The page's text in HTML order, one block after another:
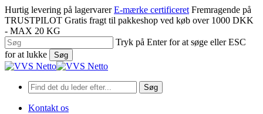
Spring
til
hovedindhold
Hurtig levering på lagervarer E-mærke certificeret Fremragende på
TRUSTPILOT Gratis fragt til pakkeshop ved køb over 1000 DKK
- MAX 20 KG
Tryk på Enter for at søge eller ESC
for at lukke
Søg
Luk
Søg
Kontakt os